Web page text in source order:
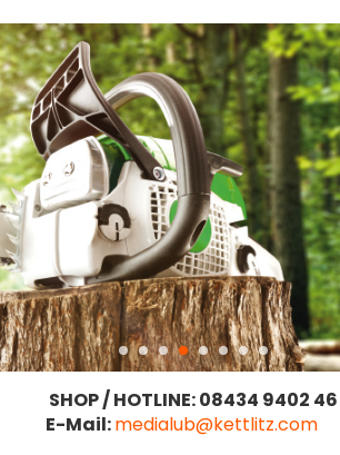
SHOP / HOTLINE: 08434 9402 46
E-Mail:medialub@kettlitz.com